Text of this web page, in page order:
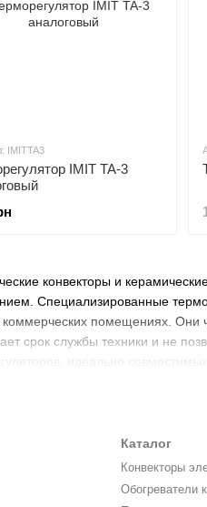
конвекторы и
Специализированные
помещениях. Они
срок службы техники и не
идеально
IMITTA3
IMIT TA-3
Каталог
Конвекторы
Обогреватели